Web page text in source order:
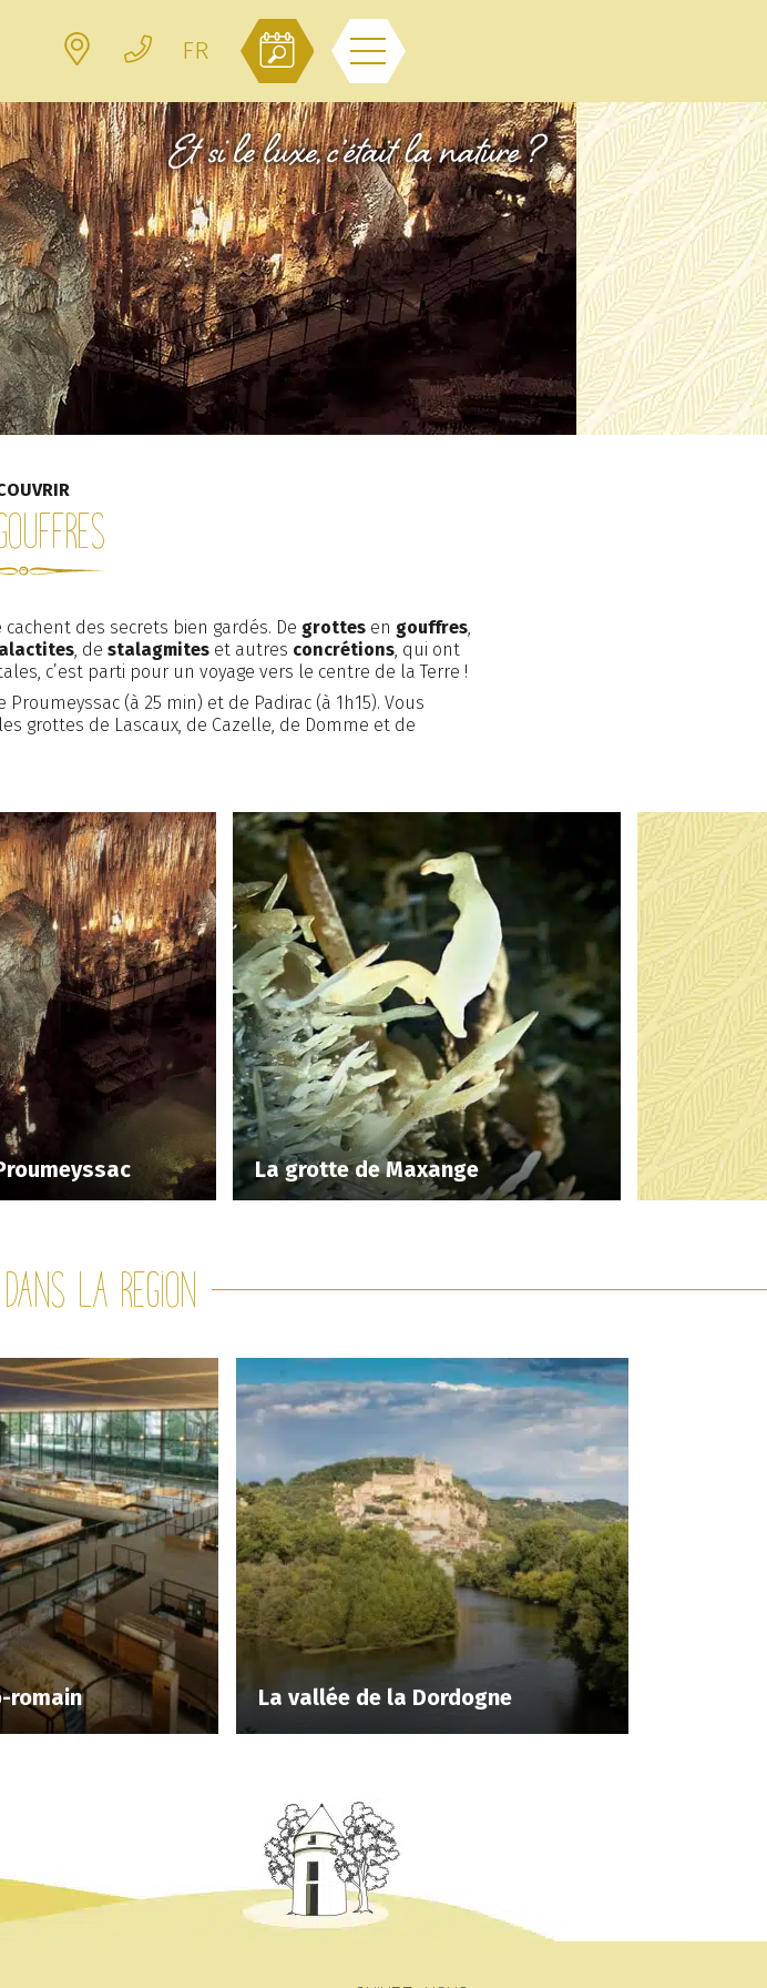
Votre hébergement :
RECHERCHER
Actualités Contact et accès
FacebookYoutubeInstagram
CGV Plan du site
LocalisationContactFR
Menu
des secrets bien gardés. De grottesen gouffres,
, de stalagmiteset autres concrétions, qui ont
c’est parti pour un voyage vers le centre de la Terre !
(à 25 min) et de Padirac (à 1h15). Vous
grottes de Lascaux, de Cazelle, de Domme et de
La grotte de Maxange
la region
romain La vallée de la Dordogne